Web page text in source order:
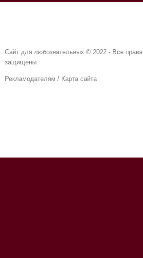
Сайт для любознательных © 2022 - Все права
защищены.
Рекламодателям / Карта сайта